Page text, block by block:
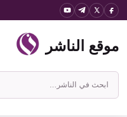
انتقل
المحتوى
موقع الناشر
ابحث
في